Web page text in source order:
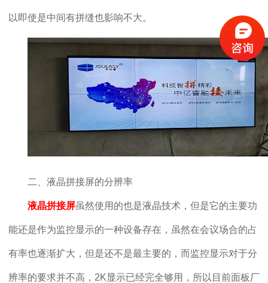
以即使是中间有拼缝也影响不大。
二、液晶拼接屏的分辨率
液晶拼接屏虽然使用的也是液晶技术，但是它的主要功
能还是作为监控显示的一种设备存在，虽然在会议场合的占
有率也逐渐扩大，但是还不是最主要的，而监控显示对于分
辨率的要求并不高，2K显示已经完全够用，所以目前面板厂